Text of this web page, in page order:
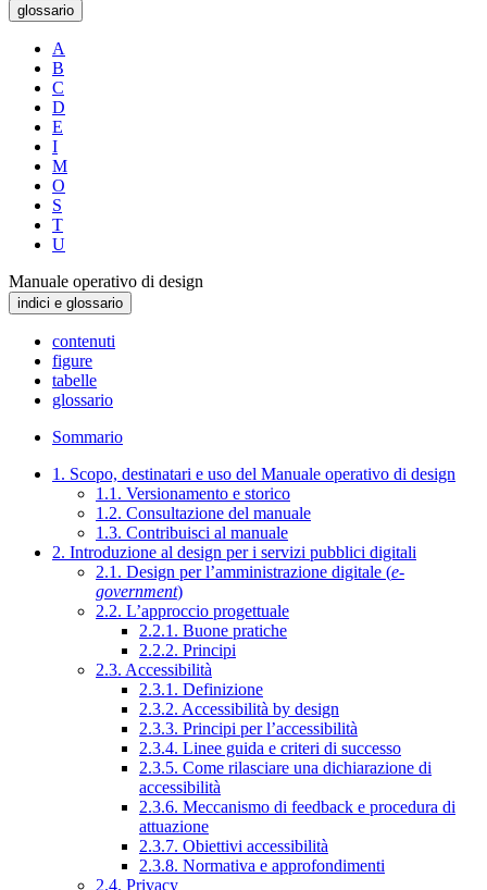
glossario
A
B
C
D
E
I
M
O
S
T
U
Manuale operativo di design
indici e glossario
contenuti
figure
tabelle
glossario
Sommario
1. Scopo, destinatari e uso del Manuale operativo di design
1.1. Versionamento e storico
1.2. Consultazione del manuale
1.3. Contribuisci al manuale
2. Introduzione al design per i servizi pubblici digitali
2.1. Design per l’amministrazione digitale (e-
government)
2.2. L’approccio progettuale
2.2.1. Buone pratiche
2.2.2. Principi
2.3. Accessibilità
2.3.1. Definizione
2.3.2. Accessibilità by design
2.3.3. Principi per l’accessibilità
2.3.4. Linee guida e criteri di successo
2.3.5. Come rilasciare una dichiarazione di
accessibilità
2.3.6. Meccanismo di feedback e procedura di
attuazione
2.3.7. Obiettivi accessibilità
2.3.8. Normativa e approfondimenti
2.4. Privacy